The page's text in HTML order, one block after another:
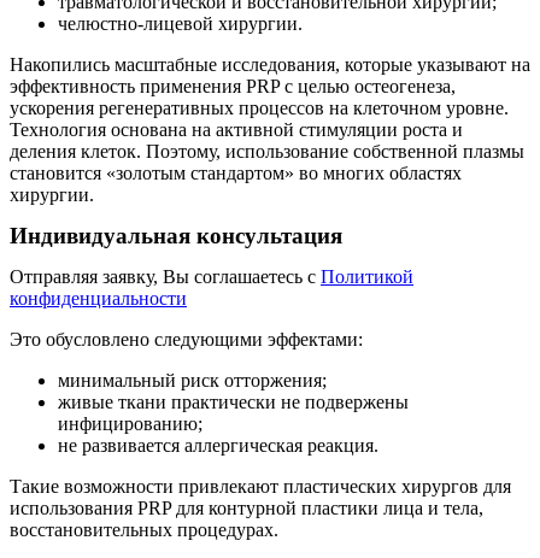
челюстно-лицевой хирургии.
Накопились масштабные исследования, которые указывают на
эффективность применения PRP с целью остеогенеза,
ускорения регенеративных процессов на клеточном уровне.
Технология основана на активной стимуляции роста и
деления клеток. Поэтому, использование собственной плазмы
становится «золотым стандартом» во многих областях
хирургии.
Индивидуальная консультация
Отправляя заявку, Вы соглашаетесь с Политикой
конфиденциальности
Это обусловлено следующими эффектами:
минимальный риск отторжения;
живые ткани практически не подвержены
инфицированию;
не развивается аллергическая реакция.
Такие возможности привлекают пластических хирургов для
использования PRP для контурной пластики лица и тела,
восстановительных процедурах.